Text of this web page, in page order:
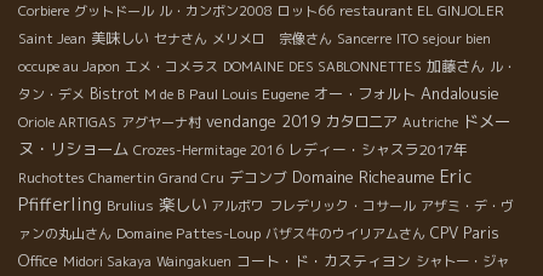
Corbiere グットドール ル・カンボン2008 ロット66 restaurant EL GINJOLER
Saint Jean 美味しい セナさん メリメロ 宗像さん Sancerre ITO sejour bien
occupe au Japon エメ・コメラス DOMAINE DES SABLONNETTES 加藤さん ル・
タン・デメ Bistrot M de B Paul Louis Eugene オー・フォルト Andalousie
Oriole ARTIGAS アグヤーナ村 vendange 2019 カタロニア Autriche ドメー
ヌ・リショーム Crozes-Hermitage 2016 レディー・シャスラ2017年
Ruchottes Chamertin Grand Cru デコンブ Domaine Richeaume Eric
Pfifferling Brulius 楽しい アルボワ フレデリック・コサール アザミ・デ・ヴ
ァンの丸山さん Domaine Pattes-Loup バザス牛のウイリアムさん CPV Paris
Office Midori Sakaya Waingakuen コート・ド・カスティヨン シャトー・ジャ